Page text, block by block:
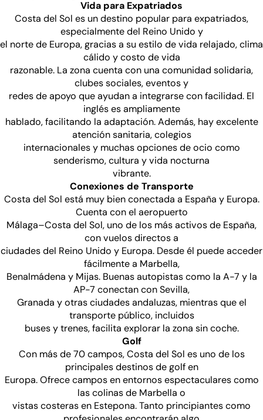
Vida para Expatriados
Costa del Sol es un destino popular para expatriados,
especialmente del Reino Unido y
el norte de Europa, gracias a su estilo de vida relajado, clima
cálido y costo de vida
razonable. La zona cuenta con una comunidad solidaria,
clubes sociales, eventos y
redes de apoyo que ayudan a integrarse con facilidad. El
inglés es ampliamente
hablado, facilitando la adaptación. Además, hay excelente
atención sanitaria, colegios
internacionales y muchas opciones de ocio como
senderismo, cultura y vida nocturna
vibrante.
Conexiones de Transporte
Costa del Sol está muy bien conectada a España y Europa.
Cuenta con el aeropuerto
Málaga–Costa del Sol, uno de los más activos de España,
con vuelos directos a
ciudades del Reino Unido y Europa. Desde él puede acceder
fácilmente a Marbella,
Benalmádena y Mijas. Buenas autopistas como la A-7 y la
AP-7 conectan con Sevilla,
Granada y otras ciudades andaluzas, mientras que el
transporte público, incluidos
buses y trenes, facilita explorar la zona sin coche.
Golf
Con más de 70 campos, Costa del Sol es uno de los
principales destinos de golf en
Europa. Ofrece campos en entornos espectaculares como
las colinas de Marbella o
vistas costeras en Estepona. Tanto principiantes como